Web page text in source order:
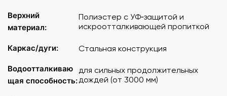
Верхний
материал:
Полиэстер с УФ‑защитой и
искроотталкивающей пропиткой
Каркас/дуги: Стальная конструкция
Водоотталкиваю
щая способность:
для сильных продолжительных
дождей (от 3000 мм)